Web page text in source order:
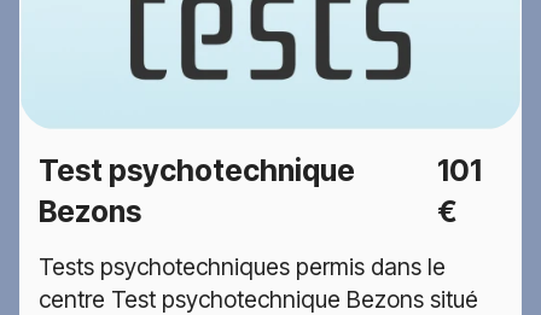
Test psychotechnique
Bezons
101
€
Tests psychotechniques permis dans le
centre Test psychotechnique Bezons situé